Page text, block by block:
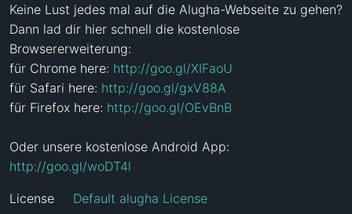
Keine Lust jedes mal auf die Alugha-Webseite zu gehen?
Dann lad dir hier schnell die kostenlose
Browsererweiterung:
für Chrome here: http://goo.gl/XIFaoU
für Safari here: http://goo.gl/gxV88A
für Firefox here: http://goo.gl/OEvBnB
http://goo.gl/woDT4l
License Default alugha License